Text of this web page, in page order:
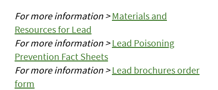
For more information >Materials and
Resources for Lead
For more information >Lead Poisoning
Prevention Fact Sheets
For more information >Lead brochures order
form